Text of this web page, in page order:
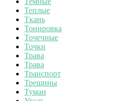
Теплые
Ткань
Тонировка
Точечные
Точки
Трава
Трава
Транспорт
Трещины
Туман